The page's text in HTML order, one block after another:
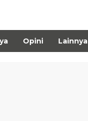
Opini Lainnya